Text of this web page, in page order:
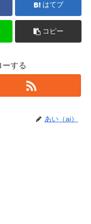
はてブ
コピー
ーする
あい（ai）